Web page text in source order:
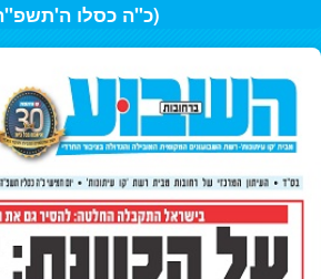
(כ"ה כסלו ה'תשפ"ה)